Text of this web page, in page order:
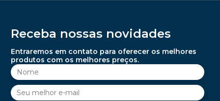
Receba nossas novidades
Entraremos em contato para oferecer os melhores
produtos com os melhores preços.